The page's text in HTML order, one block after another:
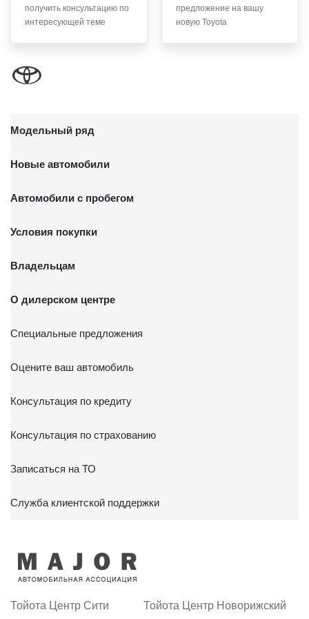
письменного заявления Обществу заказным почтовым
ТПЗ «Алтуфьево», вл. 5, стр. 1.
получить консультацию по
интересующей теме
предложение на вашу
новую Toyota
Модельный ряд
Новые автомобили
Автомобили с пробегом
Условия покупки
Владельцам
О дилерском центре
Специальные предложения
Оцените ваш автомобиль
Консультация по кредиту
Консультация по страхованию
Записаться на ТО
Служба клиентской поддержки
Тойота Центр Сити Тойота Центр Новорижский